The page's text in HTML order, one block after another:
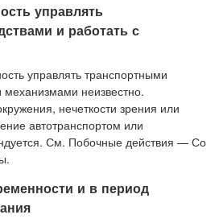
управлять
и работать с
управлять транспортными
неизвестно.
нечеткости зрения или
автотранспортом или
См. Побочные действия — Со
и в период